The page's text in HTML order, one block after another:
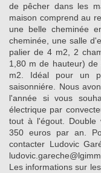
de pêcher dans les
maison comprend au
une belle cheminée
cheminée, une salle
palier de 4 m2, 2
1,80 m de hauteur)
m2. Idéal pour un
saisonniére. Nous
l'année si vous
électrique par
tout à l'égout. Double
350 euros par an.
contacter Ludovic
Les informations sur